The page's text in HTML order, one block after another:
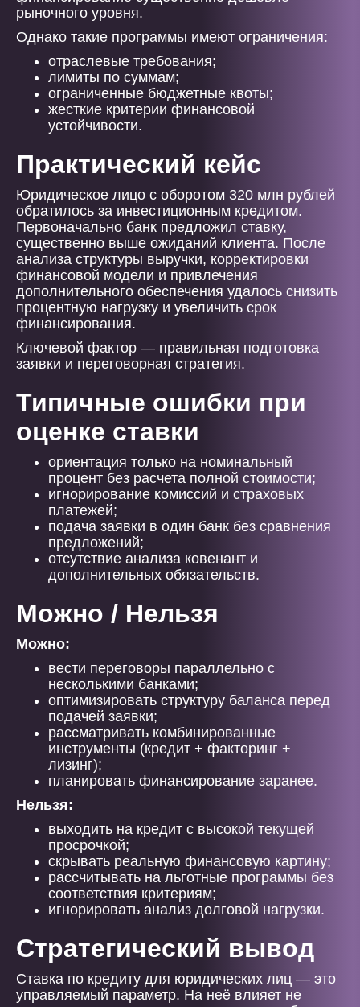
рыночного уровня.
Однако такие программы имеют ограничения:
отраслевые требования;
лимиты по суммам;
ограниченные бюджетные квоты;
жесткие критерии финансовой
устойчивости.
Практический кейс
Юридическое лицо с оборотом 320 млн рублей
обратилось за инвестиционным кредитом.
Первоначально банк предложил ставку,
существенно выше ожиданий клиента. После
анализа структуры выручки, корректировки
финансовой модели и привлечения
дополнительного обеспечения удалось снизить
процентную нагрузку и увеличить срок
финансирования.
Ключевой фактор — правильная подготовка
заявки и переговорная стратегия.
Типичные ошибки при
оценке ставки
ориентация только на номинальный
процент без расчета полной стоимости;
игнорирование комиссий и страховых
платежей;
подача заявки в один банк без сравнения
предложений;
отсутствие анализа ковенант и
дополнительных обязательств.
Можно / Нельзя
Можно:
вести переговоры параллельно с
несколькими банками;
оптимизировать структуру баланса перед
подачей заявки;
рассматривать комбинированные
инструменты (кредит + факторинг +
лизинг);
планировать финансирование заранее.
Нельзя:
выходить на кредит с высокой текущей
просрочкой;
скрывать реальную финансовую картину;
рассчитывать на льготные программы без
соответствия критериям;
игнорировать анализ долговой нагрузки.
Стратегический вывод
Ставка по кредиту для юридических лиц — это
управляемый параметр. На неё влияет не